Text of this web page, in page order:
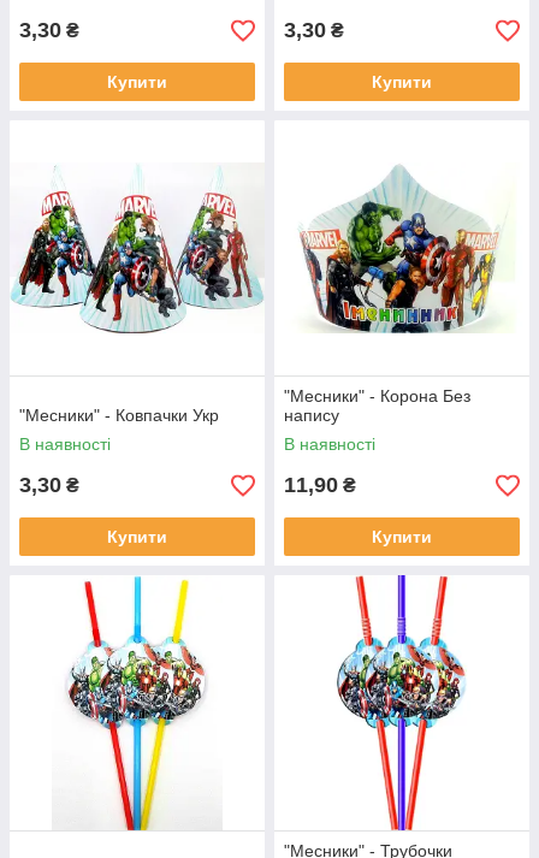
3,30 ₴
Купити
3,30 ₴
Купити
"Месники" - Ковпачки Укр
В наявності
3,30 ₴
Купити
"Месники" - Корона Без
напису
В наявності
11,90 ₴
Купити
"Месники" - Трубочки